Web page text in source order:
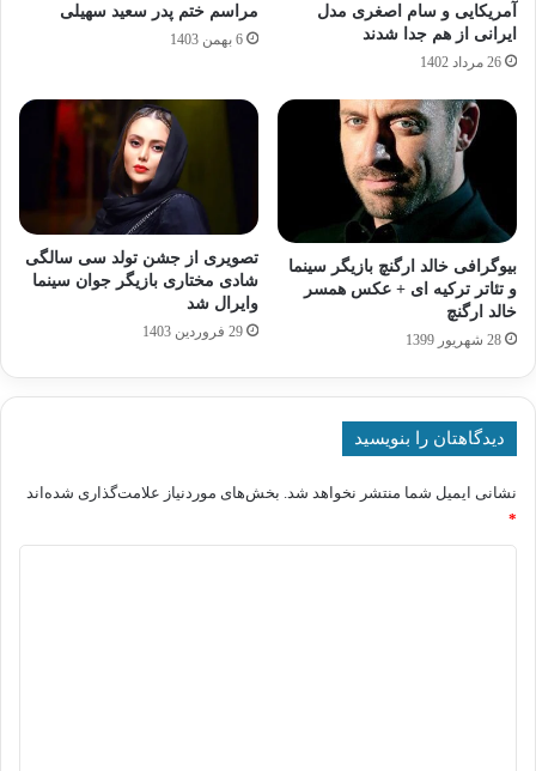
آمریکایی و سام اصغری مدل
ایرانی از هم جدا شدند
26 مرداد 1402
مراسم ختم پدر سعید سهیلی
6 بهمن 1403
بیوگرافی خالد ارگنچ بازیگر سینما
و تئاتر ترکیه ای + عکس همسر
خالد ارگنچ
28 شهریور 1399
تصویری از جشن تولد سی سالگی
شادی مختاری بازیگر جوان سینما
وایرال شد
29 فروردین 1403
دیدگاهتان را بنویسید
نشانی ایمیل شما منتشر نخواهد شد. بخش‌های موردنیاز علامت‌گذاری شده‌اند
*